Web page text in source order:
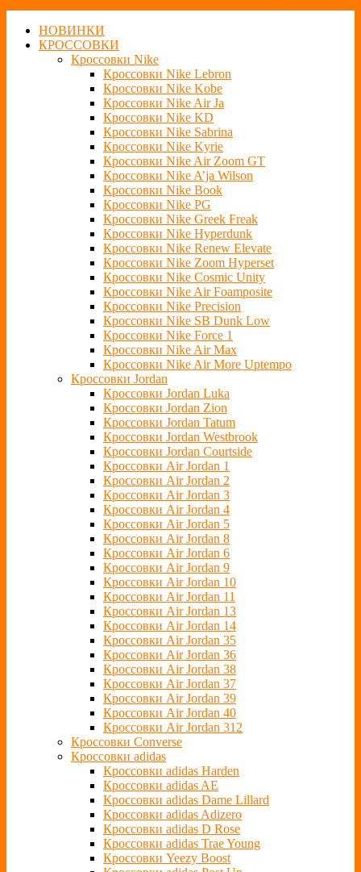
НОВИНКИ
КРОССОВКИ
Кроссовки Nike
Кроссовки Nike Lebron
Кроссовки Nike Kobe
Кроссовки Nike Air Ja
Кроссовки Nike KD
Кроссовки Nike Sabrina
Кроссовки Nike Kyrie
Кроссовки Nike Air Zoom GT
Кроссовки Nike A’ja Wilson
Кроссовки Nike Book
Кроссовки Nike PG
Кроссовки Nike Greek Freak
Кроссовки Nike Hyperdunk
Кроссовки Nike Renew Elevate
Кроссовки Nike Zoom Hyperset
Кроссовки Nike Cosmic Unity
Кроссовки Nike Air Foamposite
Кроссовки Nike Precision
Кроссовки Nike SB Dunk Low
Кроссовки Nike Force 1
Кроссовки Nike Air Max
Кроссовки Nike Air More Uptempo
Кроссовки Jordan
Кроссовки Jordan Luka
Кроссовки Jordan Zion
Кроссовки Jordan Tatum
Кроссовки Jordan Westbrook
Кроссовки Jordan Courtside
Кроссовки Air Jordan 1
Кроссовки Air Jordan 2
Кроссовки Air Jordan 3
Кроссовки Air Jordan 4
Кроссовки Air Jordan 5
Кроссовки Air Jordan 8
Кроссовки Air Jordan 6
Кроссовки Air Jordan 9
Кроссовки Air Jordan 10
Кроссовки Air Jordan 11
Кроссовки Air Jordan 13
Кроссовки Air Jordan 14
Кроссовки Air Jordan 35
Кроссовки Air Jordan 36
Кроссовки Air Jordan 38
Кроссовки Air Jordan 37
Кроссовки Air Jordan 39
Кроссовки Air Jordan 40
Кроссовки Air Jordan 312
Кроссовки Converse
Кроссовки adidas
Кроссовки adidas Harden
Кроссовки adidas AE
Кроссовки adidas Dame Lillard
Кроссовки adidas Adizero
Кроссовки adidas D Rose
Кроссовки adidas Trae Young
Кроссовки Yeezy Boost